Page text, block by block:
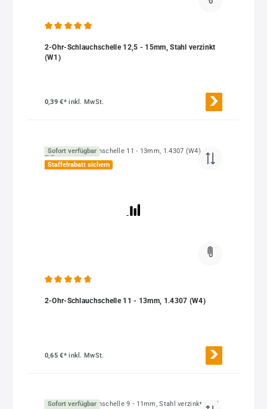
2-Ohr-Schlauchschelle 12,5 - 15mm, Stahl verzinkt
(W1)
0,39 €*inkl. MwSt.
Sofort verfügbar
Staffelrabatt sichern
2-Ohr-Schlauchschelle 11 - 13mm, 1.4307 (W4)
0,65 €*inkl. MwSt.
Sofort verfügbar